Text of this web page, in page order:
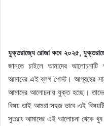
যুক্তরাজ্যে রোজা কবে ২০২৫,
জানতে চাইলে আমাদের আলোচনাটি
আমাদের এই ব্লগ পোস্ট। আগ্রহের
আমাদের আলোচনায় যুক্ত হচ্ছে।
বিষয় তাই আমরা সহজ ভাবে এই
সুতরাং আমাদের এই আলোচনা থেকে